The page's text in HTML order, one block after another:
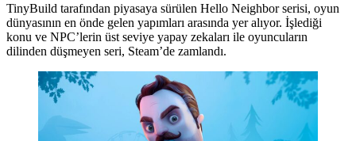
TinyBuild tarafından piyasaya sürülen Hello Neighbor serisi, oyun
dünyasının en önde gelen yapımları arasında yer alıyor. İşlediği
konu ve NPC’lerin üst seviye yapay zekaları ile oyuncuların
dilinden düşmeyen seri, Steam’de zamlandı.